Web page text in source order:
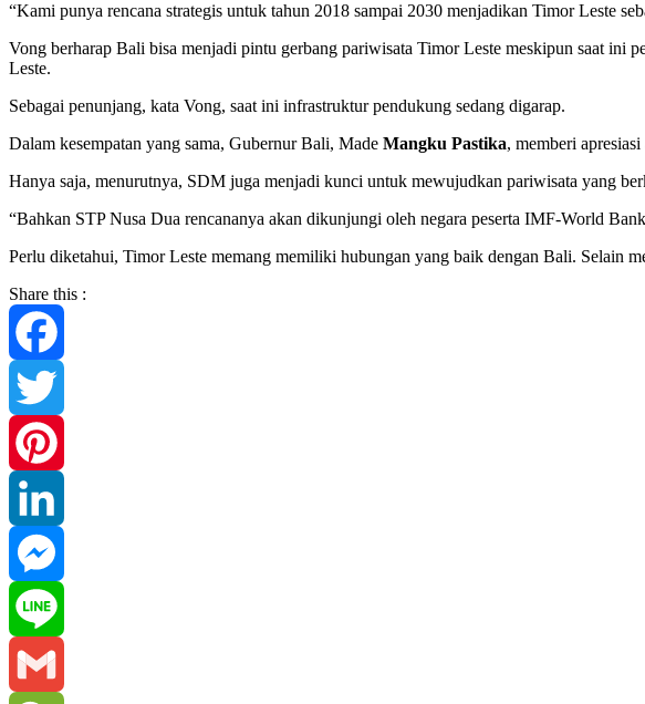
“Kami punya rencana strategis untuk tahun 2018 sampai 2030 menjadikan Timor Leste
Vong berharap Bali bisa menjadi pintu gerbang pariwisata Timor Leste meskipun saat
Leste.
Sebagai penunjang, kata Vong, saat ini infrastruktur pendukung sedang digarap.
Dalam kesempatan yang sama, Gubernur Bali, Made Mangku Pastika, memberi
Hanya saja, menurutnya, SDM juga menjadi kunci untuk mewujudkan pariwisata yang
“Bahkan STP Nusa Dua rencananya akan dikunjungi oleh negara peserta IMF-World
Perlu diketahui, Timor Leste memang memiliki hubungan yang baik dengan Bali. Selain
Share this :
Facebook
Twitter
Pinterest
LinkedIn
Messenger
Line